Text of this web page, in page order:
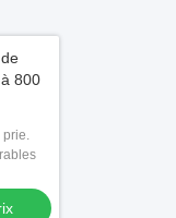
800
prie.